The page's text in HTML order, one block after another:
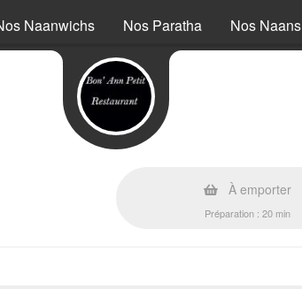
Naanwichs Nos Paratha Nos Naans
À emporter
Préparation : 20 min